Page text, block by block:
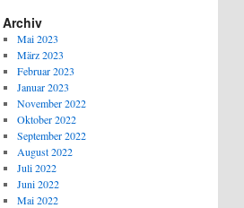
Archiv
Mai 2023
März 2023
Februar 2023
Januar 2023
November 2022
Oktober 2022
September 2022
August 2022
Juli 2022
Juni 2022
Mai 2022